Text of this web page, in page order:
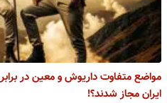
مواضع متفاوت داریوش و معین در برابر
ایران مجاز شدند؟!